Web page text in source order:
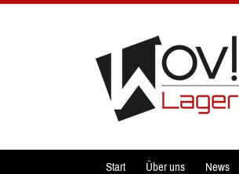
Start Über uns News